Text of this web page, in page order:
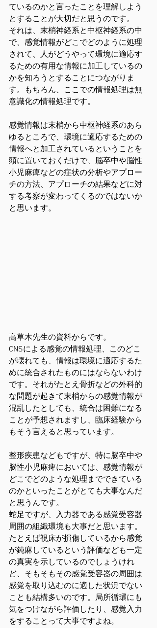
ているのかと言ったことを理解しよう
とすることが大切だと思うのです。
それは、末梢神経系と中枢神経系の中
で、感覚情報がどこでどのように処理
されて、人がどうやって環境に適応す
るための有用な情報に加工しているの
かを知ろうとすることにつながりま
す。もちろん、ここでの情報処理は無
意識化の情報処理です。
感覚情報は末梢から中枢神経系のあら
ゆるところで、環境に適応するための
情報へと加工されているということを
頭に置いておくだけで、脳卒中や脳性
小児麻痺などの症状の分析やアプロー
チの方法、アプローチの結果などに対
する考察が変わってくるのではないか
と思います。
高草木先生の資料からです。
CNSによる感覚の情報処理、このどこ
が壊れても、情報は環境に適応するた
めに統合されたものにはならないわけ
です。それがたとえ骨折などの外科的
な問題が起きて末梢からの感覚情報が
混乱したとしても、統合は困難になる
ことが予想されますし、臨床経験から
もそう言えると思っています。
整形疾患などもですが、特に脳卒中や
脳性小児麻痺においては、感覚情報が
どこでどのような処理までできている
のかといったことがとても大事なんだ
と思うんです。
蛇足ですが、入力器である感覚受容器
周囲の組織環境も大事だと思います。
たとえば視床が損傷しているから感覚
が鈍麻しているという評価なども一定
の真実を示しているのでしょうけれ
ど、そもそもその感覚受容器の周囲は
感覚を取り込むのに適した状況でない
ことも結構多いのです。局所循環にも
気をつけながら評価したり、感覚入力
をすることって大事ですよね。